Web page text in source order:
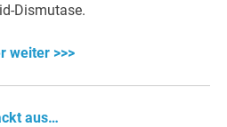
Dismutase.
weiter >>>
aus…